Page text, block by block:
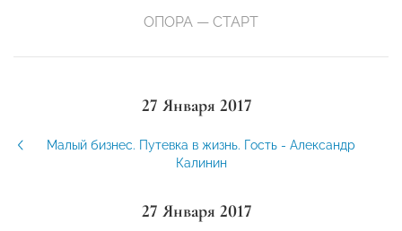
ОПОРА — СТАРТ
27 Января 2017
Малый бизнес. Путевка в жизнь. Гость - Александр
Калинин
27 Января 2017